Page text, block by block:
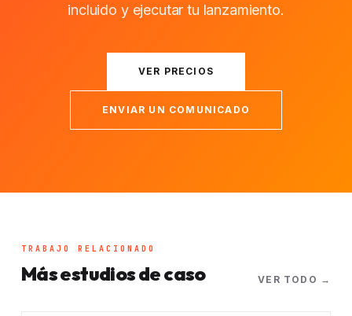
incluido y ejecutar tu lanzamiento.
VER PRECIOS
ENVIAR UN COMUNICADO
TRABAJO RELACIONADO
Más estudios de caso VER TODO →